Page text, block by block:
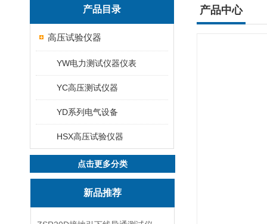
产品目录
高压试验仪器
YW电力测试仪器仪表
YC高压测试仪器
YD系列电气设备
HSX高压试验仪器
点击更多分类
新品推荐
产品中心